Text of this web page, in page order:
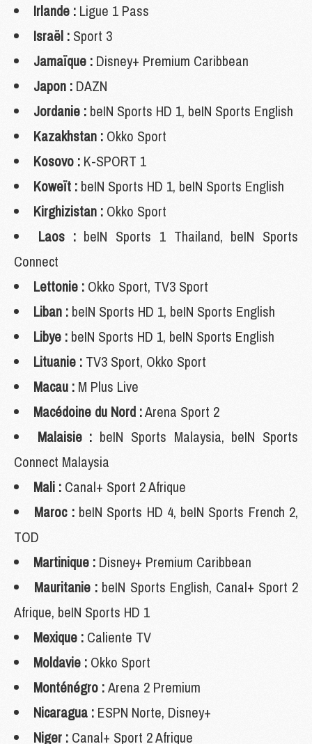
Irlande : Ligue 1 Pass
Israël : Sport 3
Jamaïque : Disney+ Premium Caribbean
Japon : DAZN
Jordanie : beIN Sports HD 1, beIN Sports English
Kazakhstan : Okko Sport
Kosovo : K-SPORT 1
Koweït : beIN Sports HD 1, beIN Sports English
Kirghizistan : Okko Sport
Laos :beIN Sports 1 Thailand, beIN Sports
Connect
Lettonie : Okko Sport, TV3 Sport
Liban : beIN Sports HD 1, beIN Sports English
Libye : beIN Sports HD 1, beIN Sports English
Lituanie : TV3 Sport, Okko Sport
Macau : M Plus Live
Macédoine du Nord :Arena Sport 2
Malaisie : beIN Sports Malaysia, beIN Sports
Connect Malaysia
Mali : Canal+ Sport 2 Afrique
Maroc :beIN Sports HD 4, beIN Sports French 2,
TOD
Martinique : Disney+ Premium Caribbean
Mauritanie : beIN Sports English, Canal+ Sport 2
Afrique, beIN Sports HD 1
Mexique : Caliente TV
Moldavie : Okko Sport
Monténégro :Arena 2 Premium
Nicaragua : ESPN Norte, Disney+
Niger : Canal+ Sport 2 Afrique